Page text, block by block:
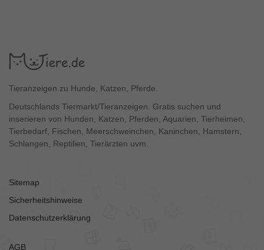
Tieranzeigen zu Hunde, Katzen, Pferde.
Deutschlands Tiermarkt/Tieranzeigen. Gratis suchen und
inserieren von Hunden, Katzen, Pferden, Aquarien, Tierheimen,
Tierbedarf, Fischen, Meerschweinchen, Kaninchen, Hamstern,
Schlangen, Reptilien, Tierärzten uvm.
Sitemap
Sicherheitshinweise
Datenschutzerklärung
AGB